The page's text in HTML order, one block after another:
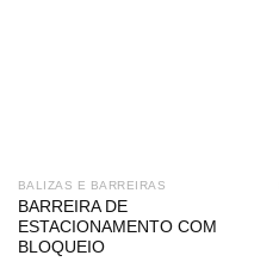
BALIZAS E BARREIRAS
BARREIRA DE
ESTACIONAMENTO COM
BLOQUEIO